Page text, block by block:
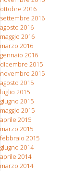
ottobre 2016
settembre 2016
agosto 2016
maggio 2016
marzo 2016
gennaio 2016
dicembre 2015
novembre 2015
agosto 2015
luglio 2015
giugno 2015
maggio 2015
aprile 2015
marzo 2015
febbraio 2015
giugno 2014
aprile 2014
marzo 2014